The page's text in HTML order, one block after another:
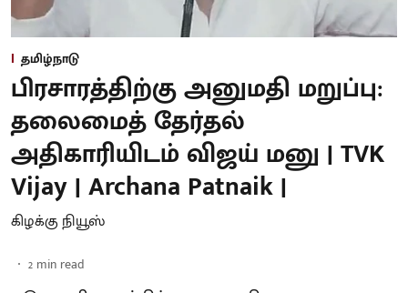
தமிழ்நாடு
பிரசாரத்திற்கு அனுமதி மறுப்பு:
தலைமைத் தேர்தல்
அதிகாரியிடம் விஜய் மனு | TVK
Vijay | Archana Patnaik |
கிழக்கு நியூஸ்
2 min read